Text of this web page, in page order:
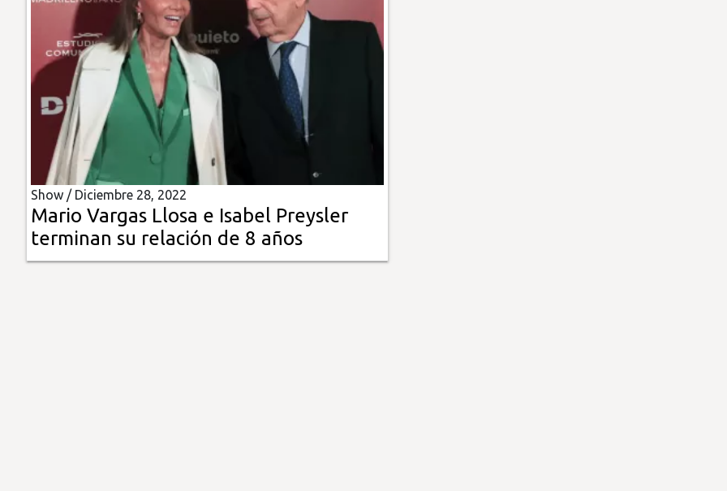
Deportes
Mundo
Insólitas
Multimedia
Impreso
Show / Diciembre 28, 2022
Mario Vargas Llosa e Isabel Preysler
terminan su relación de 8 años